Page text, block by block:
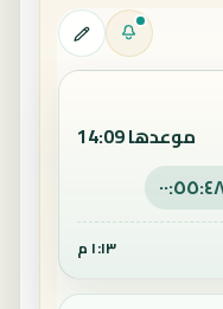
موعدها 14:09
١:١٣ م